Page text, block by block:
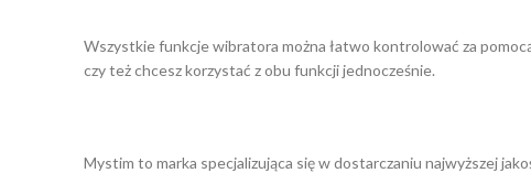
Wszystkie funkcje wibratora można łatwo kontrolować za
czy też chcesz korzystać z obu funkcji jednocześnie.
Mystim to marka specjalizująca się w dostarczaniu najwyższej